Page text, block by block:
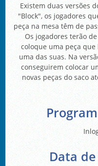
Existem duas versões
"Block", os jogadores
peça na mesa têm de
Os jogadores terão
coloque uma peça
uma das suas. Na
conseguirem colocar
novas peças do saco
Data